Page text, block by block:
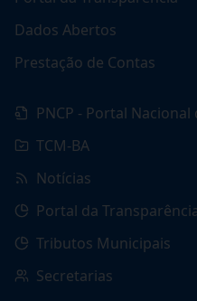
Dados Abertos
Prestação de Contas
PNCP - Portal
TCM-BA
Notícias
Portal da
Tributos Municipais
Secretarias